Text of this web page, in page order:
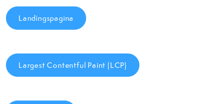
Landingspagina
Largest Contentful Paint (LCP)